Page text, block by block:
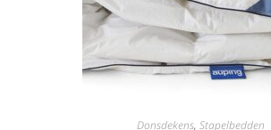
Donsdekens, Stapelbedden